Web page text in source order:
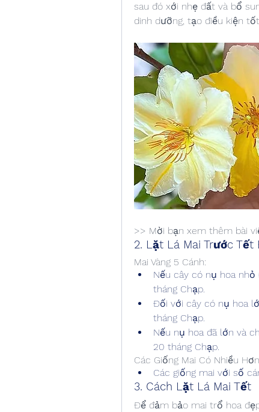
sau đó xới nhẹ đất và bổ
dinh dưỡng, tạo điều kiện
>> Mời bạn xem thêm bài
2. Lặt Lá Mai Trước Tết
Mai Vàng 5 Cánh:
Nếu cây có nụ hoa nhỏ
tháng Chạp.
Đối với cây có nụ hoa
tháng Chạp.
Nếu nụ hoa đã lớn và
20 tháng Chạp.
Các Giống Mai Có Nhiều
Các giống mai với số
3. Cách Lặt Lá Mai Tết
Để đảm bảo mai trổ hoa